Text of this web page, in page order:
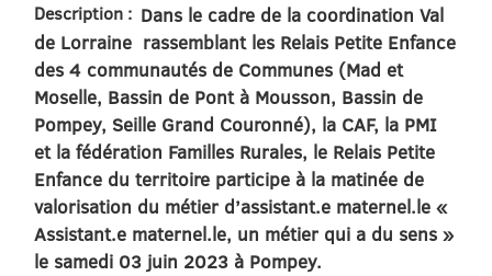
Description : Dans le cadre de la coordination Val
de Lorraine rassemblant les Relais Petite Enfance
des 4 communautés de Communes (Mad et
Moselle, Bassin de Pont à Mousson, Bassin de
Pompey, Seille Grand Couronné), la CAF, la PMI
et la fédération Familles Rurales, le Relais Petite
Enfance du territoire participe à la matinée de
valorisation du métier d’assistant.e maternel.le «
Assistant.e maternel.le, un métier qui a du sens »
le samedi 03 juin 2023 à Pompey.